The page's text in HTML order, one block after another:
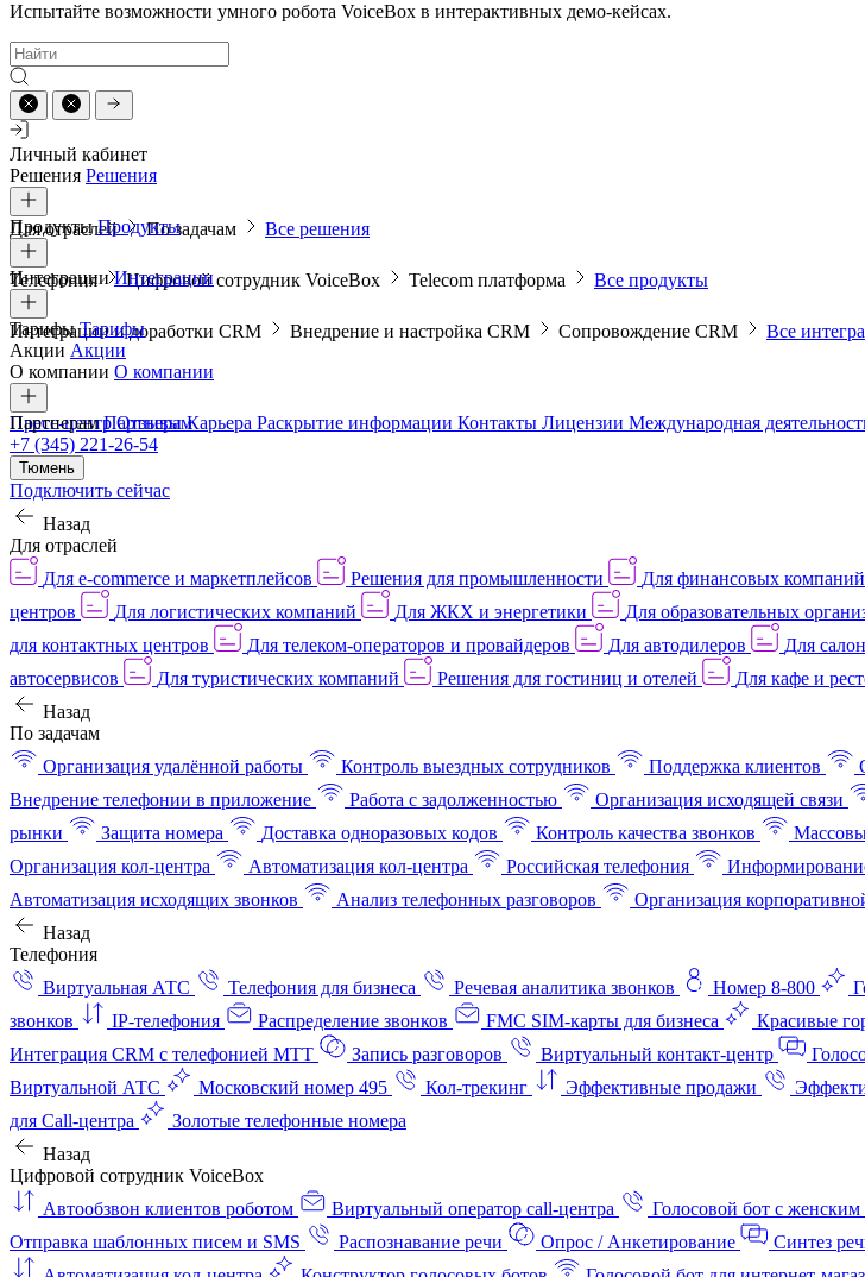
Испытайте возможности умного робота VoiceBox в интерактивных демо-кейсах.
Личный кабинет
Решения Решения
Для отраслей По задачам Все решения
ПродуктыПродукты
Телефония Цифровой сотрудник VoiceBox Telecom платформа Все продукты
ИнтеграцииИнтеграции
Интеграции и доработки CRM Внедрение и настройка CRM Сопровождение CRM Все
ТарифыТарифы
Акции Акции
О компании О компании
Пресс-центрОтзывыКарьера Раскрытие информации Контакты Лицензии Международная
ПартнерамПартнерам
+7 (345) 221-26-54
Тюмень
Подключить сейчас
Назад
Для отраслей
Для e-commerce и маркетплейсов
Решения для промышленности Для финансовых компаний
центров
Для логистических компаний Для ЖКХ и энергетики Для образовательных
для контактных центров
Для телеком-операторов и провайдеров Для автодилеров Для
автосервисов
Для туристических компаний Решения для гостиниц и отелей Для кафе и
Назад
По задачам
Организация удалённой работы
Контроль выездных сотрудников Поддержка клиентов
Внедрение телефонии в приложение
Работа с задолженностью Организация исходящей связи
рынки
Защита номера Доставка одноразовых кодов Контроль качества звонков
Организация кол-центра
Автоматизация кол-центра Российская телефония
Автоматизация исходящих звонков
Анализ телефонных разговоров Организация
Назад
Телефония
Виртуальная АТС
Телефония для бизнеса Речевая аналитика звонков Номер 8-800
звонков
IP-телефония Распределение звонков FMC SIM-карты для бизнеса Красивые
Интеграция CRM с телефонией МТТ
Запись разговоров Виртуальный контакт‑центр
Виртуальной АТС
Московский номер 495 Кол-трекинг Эффективные продажи
для Call-центра
Золотые телефонные номера
Назад
Цифровой сотрудник VoiceBox
Автообзвон клиентов роботом
Виртуальный оператор call-центра Голосовой бот с женским
Отправка шаблонных писем и SMS
Распознавание речи Опрос / Анкетирование Синтез